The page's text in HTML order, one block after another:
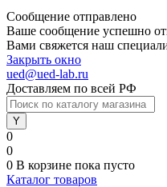
Сообщение отправлено
Ваше сообщение успешно
Вами свяжется наш
Закрыть окно
ued@ued-lab.ru
Доставляем по всей РФ
0
0
0 В корзине пока пусто
Каталог товаров